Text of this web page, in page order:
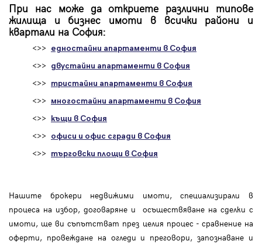
При нас може да откриете различни типове
жилища и бизнес имоти в всички райони и
квартали на София:
<>> едностайни апартаменти в София
<>> двустайни апартаменти в София
<>> тристайни апартаменти в София
<>> многостайни апартаменти в София
<>> къщи в София
<>> офиси и офис сгради в София
<>> търговски площи в София
Нашите брокери недвижими имоти, специализирали в
процеса на избор, договаряне и осъществяване на сделки с
имоти, ще ви съпътстват през целия процес - сравнение на
оферти, провеждане на огледи и преговори, запознаване и